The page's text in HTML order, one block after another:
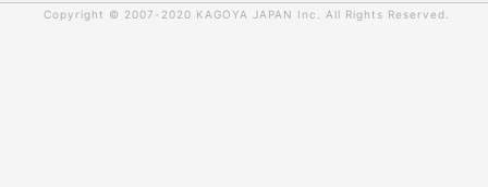
Copyright © 2007-2020 KAGOYA JAPAN Inc. All Rights Reserved.